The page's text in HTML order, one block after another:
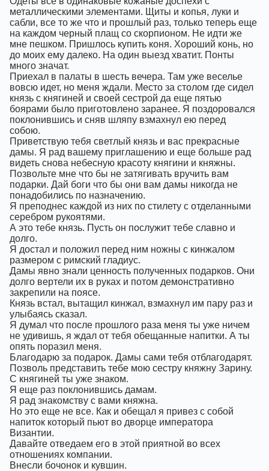
металлическими элементами. Щиты и копья, луки и
сабли, все то же что и прошлый раз, только теперь еще
на каждом черный плащ со скорпионом. Не идти же
мне пешком. Пришлось купить коня. Хороший конь, но
до моих ему далеко. На один выезд хватит. Понты
много значат.
Приехал в палаты в шесть вечера. Там уже веселье
вовсю идет, но меня ждали. Место за столом где сидел
князь с княгиней и своей сестрой да еще пятью
боярами было приготовлено заранее. Я поздоровался
поклонившись и сняв шляпу взмахнул ею перед
собою.
Приветствую тебя светлый князь и вас прекрасные
дамы. Я рад вашему приглашению и еще больше рад
видеть снова небесную красоту княгини и княжны.
Позвольте мне что бы не затягивать вручить вам
подарки. Дай боги что бы они вам дамы никогда не
понадобились по назначению.
Я преподнес каждой из них по стилету с отделанными
серебром рукоятями.
А это тебе князь. Пусть он послужит тебе славно и
долго.
Я достал и положил перед ним ножны с кинжалом
размером с римский гладиус.
Дамы явно знали ценность полученных подарков. Они
долго вертели их в руках и потом демонстративно
закрепили на поясе.
Князь встал, вытащил кинжал, взмахнул им пару раз и
улыбаясь сказал.
Я думал что после прошлого раза меня ты уже ничем
не удивишь, я ждал от тебя обещанные напитки. А ты
опять поразил меня.
Благодарю за подарок. Дамы сами тебя отблагодарят.
Позволь представить тебе мою сестру княжну Зарину.
С княгиней ты уже знаком.
Я еще раз поклонившись дамам.
Я рад знакомству с вами княжна.
Но это еще не все. Как и обещал я привез с собой
напиток который пьют во дворце императора
Византии.
Давайте отведаем его в этой приятной во всех
отношениях компании.
Внесли бочонок и кувшин.